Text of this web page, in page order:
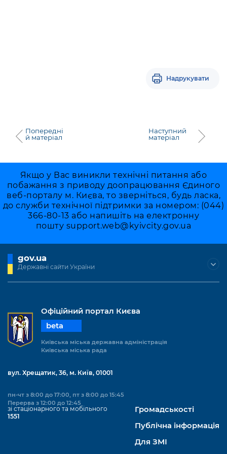
Надрукувати
Попередні
й матеріал
Наступний
матеріал
Якщо у Вас виникли технічні питання або
побажання з приводу доопрацювання Єдиного
веб-порталу м. Києва, то зверніться, будь ласка,
до служби технічної підтримки за номером: (044)
366-80-13 або напишіть на електронну
пошту support.web@kyivcity.gov.ua
gov.ua
Державні сайти України
Офіційний портал Києва
beta
Київська міська державна адміністрація
Київська міська рада
вул. Хрещатик, 36, м. Київ, 01001
пн-чт з 8:00 до 17:00, пт з 8:00 до 15:45
Перерва з 12:00 до 12:45
зі стаціонарного та мобільного
1551
Громадськості
Публічна інформація
Для ЗМІ